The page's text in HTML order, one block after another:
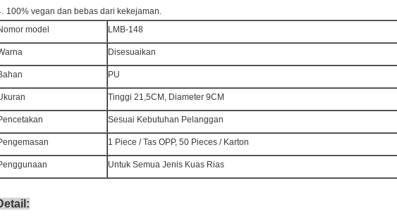
100% vegan dan bebas dari kekejaman.
model
LMB-148
Disesuaikan
PU
Tinggi 21,5CM, Diameter 9CM
Sesuai Kebutuhan Pelanggan
1 Piece / Tas OPP, 50 Pieces / Karton
Untuk Semua Jenis Kuas Rias